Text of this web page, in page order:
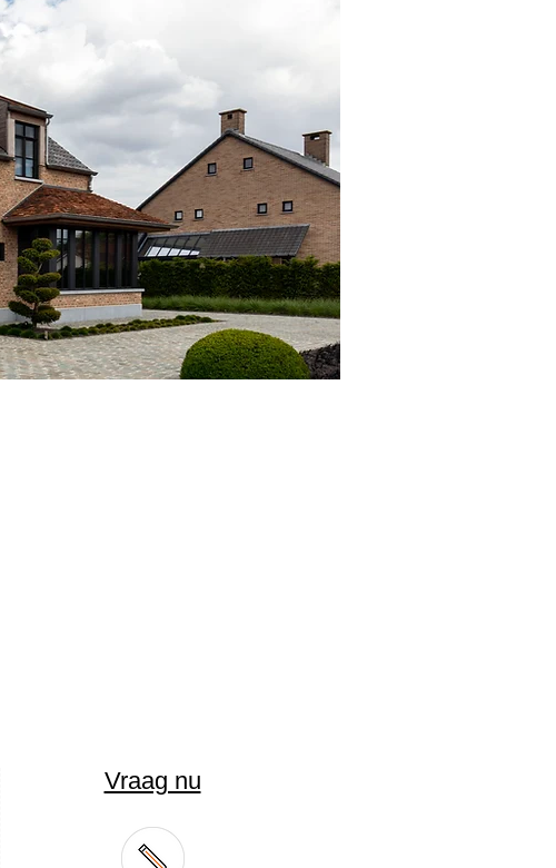
Vraag nu